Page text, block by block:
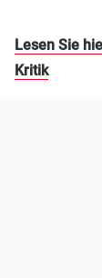
Lesen Sie
Kritik